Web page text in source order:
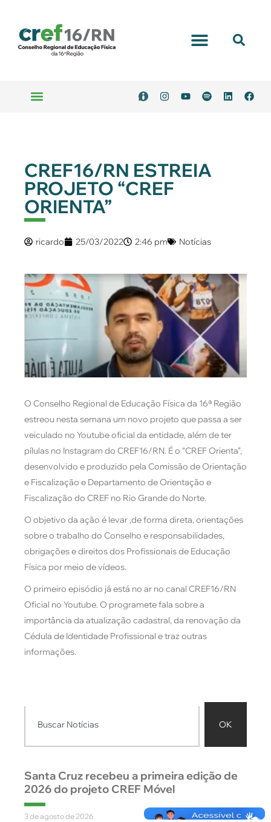
CREF16/RN ESTREIA
PROJETO “CREF
ORIENTA”
ricardo 25/03/2022 2:46 pm Notícias
O Conselho Regional de Educação Física da 16ª Região
estreou nesta semana um novo projeto que passa a ser
veiculado no Youtube oficial da entidade, além de ter
pílulas no Instagram do CREF16/RN. É o “CREF Orienta”,
desenvolvido e produzido pela Comissão de Orientação
e Fiscalização e Departamento de Orientação e
Fiscalização do CREF no Rio Grande do Norte.
O objetivo da ação é levar ,de forma direta, orientações
sobre o trabalho do Conselho e responsabilidades,
obrigações e direitos dos Profissionais de Educação
Física por meio de vídeos.
O primeiro episódio já está no ar no canal CREF16/RN
Oficial no Youtube. O programete fala sobre a
importância da atualização cadastral, da renovação da
Cédula de Identidade Profissional e traz outras
informações.
OK
Santa Cruz recebeu a primeira edição de
2026 do projeto CREF Móvel
3 de agosto de 2026